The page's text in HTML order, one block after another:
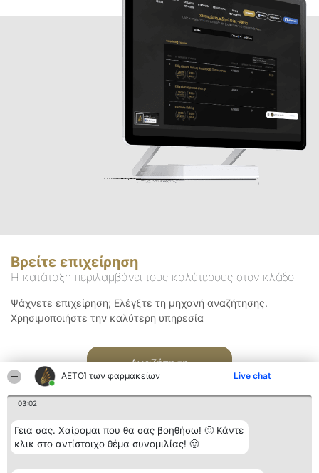
ΑΕΤΟΊ των φαρμακείων Live chat
03:02
Γεια σας. Χαίρομαι που θα σας βοηθήσω! 🙂 Κάντε
κλικ στο αντίστοιχο θέμα συνομιλίας! 🙂
Βρείτε επιχείρηση
Η κατάταξη περιλαμβάνει τους καλύτερους στον κλάδο
Ψάχνετε επιχείρηση; Ελέγξτε τη μηχανή αναζήτησης.
Χρησιμοποιήστε την καλύτερη υπηρεσία
Αναζήτηση
Διοργανωτής της
Κατάταξη Επικοινωνία